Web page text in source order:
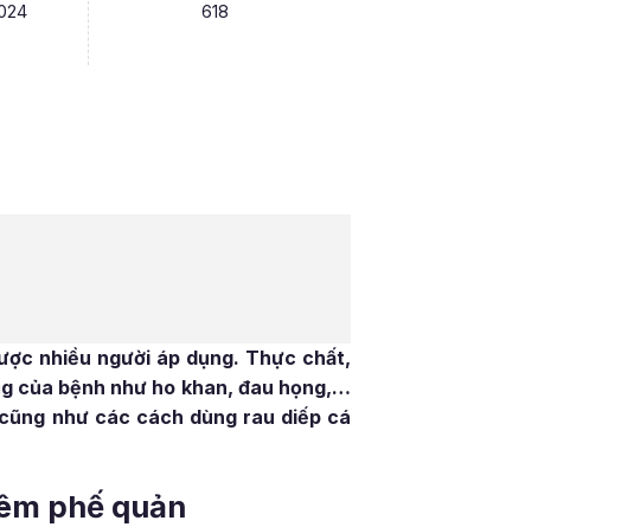
618
nhiều người áp dụng. Thực chất,
của bệnh như ho khan, đau họng,…
như các cách dùng rau diếp cá
phế quản